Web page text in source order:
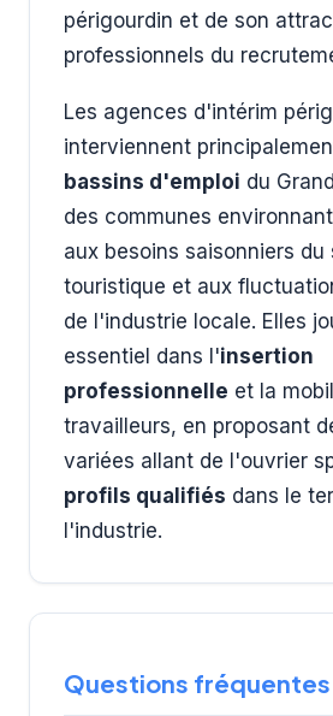
périgourdin et de son
professionnels du
Les agences d'intérim
interviennent
bassins d'emploi du
des communes
aux besoins saisonniers du
touristique et aux
de l'industrie locale. Elles
essentiel dans l'insertion
professionnelle et la
travailleurs, en proposant
variées allant de l'ouvrier
profils qualifiés dans le
l'industrie.
Questions fréquentes